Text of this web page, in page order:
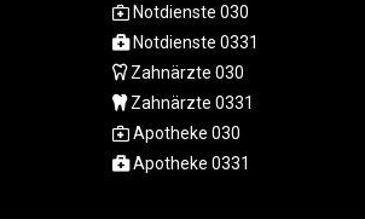
4157.747973
MOP 9.330357
MRU 46.312797
MUR 54.285874
MVR 17.852389
2007.117959
Notdienste 030
Notdienste 0331
Zahnärzte 030
Zahnärzte 0331
Apotheke 030
Apotheke 0331